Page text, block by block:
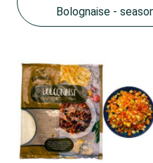
Bolognaise -